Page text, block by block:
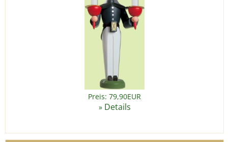
Preis: 79,90EUR
» Details